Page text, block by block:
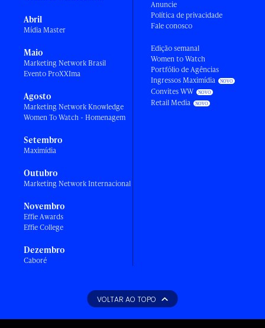
Abril
Mídia Master
Maio
Marketing Network Brasil
Evento ProXXIma
Agosto
Marketing Network Knowledge
Women To Watch - Homenagem
Setembro
Maximídia
Outubro
Marketing Network Internacional
Novembro
Effie Awards
Effie College
Dezembro
Caboré
Anuncie
Política de privacidade
Fale conosco
Edição semanal
Women to Watch
Portfólio de Agências
Ingressos Maximídia
Convites WW
Retail Media
VOLTAR AO TOPO